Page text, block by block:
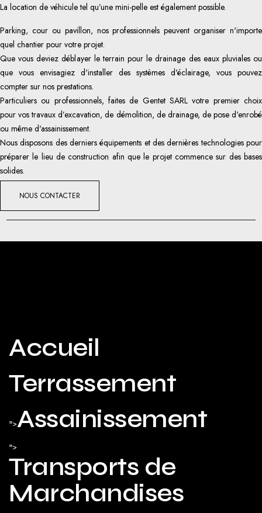
La location de véhicule tel qu’une mini-pelle est également possible.
Parking, cour ou pavillon, nos professionnels peuvent organiser n'importe
quel chantier pour votre projet.
Que vous deviez déblayer le terrain pour le drainage des eaux pluviales ou
que vous envisagiez d'installer des systèmes d'éclairage, vous pouvez
compter sur nos prestations.
Particuliers ou professionnels, faites de Gentet SARL votre premier choix
pour vos travaux d’excavation, de démolition, de drainage, de pose d'enrobé
ou même d'assainissement.
Nous disposons des derniers équipements et des dernières technologies pour
préparer le lieu de construction afin que le projet commence sur des bases
solides.
NOUS CONTACTER
Accueil
Terrassement
">Assainissement
">
Transports de
Marchandises